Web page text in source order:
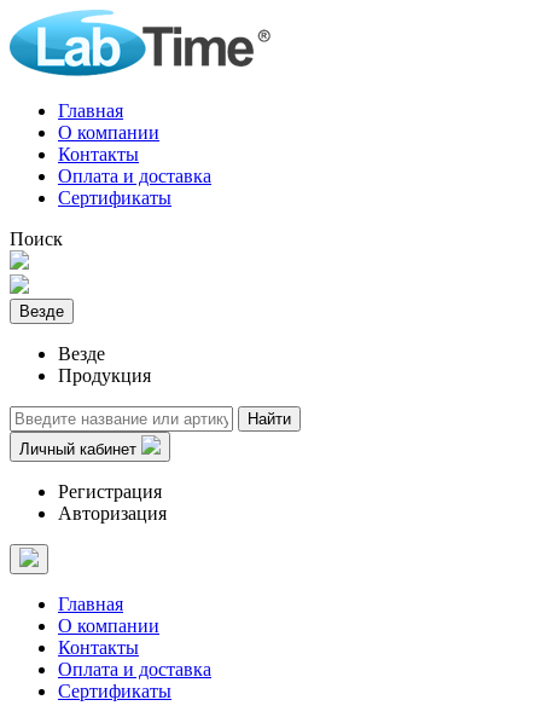
Главная
О компании
Контакты
Оплата и доставка
Сертификаты
Поиск
Везде
Везде
Продукция
Найти
Личный кабинет
Регистрация
Авторизация
Главная
О компании
Контакты
Оплата и доставка
Сертификаты